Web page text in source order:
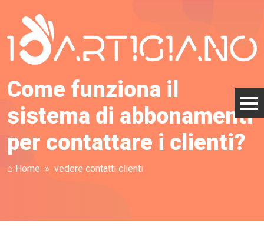
Come funziona il
sistema di abbonamenti
per contattare i clienti?
⌂ Home vedere contatti clienti